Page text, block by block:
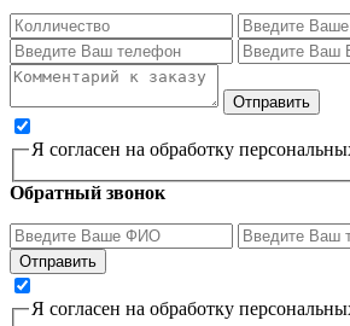
Я согласен на обработку
Обратный звонок
Я согласен на обработку